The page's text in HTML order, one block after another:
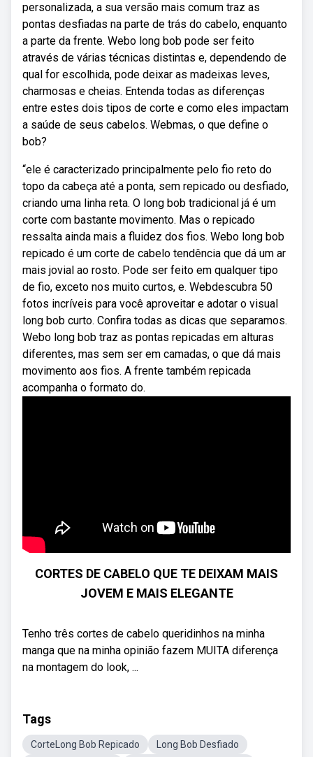
personalizada, a sua versão mais comum traz as
pontas desfiadas na parte de trás do cabelo, enquanto
a parte da frente. Webo long bob pode ser feito
através de várias técnicas distintas e, dependendo de
qual for escolhida, pode deixar as madeixas leves,
charmosas e cheias. Entenda todas as diferenças
entre estes dois tipos de corte e como eles impactam
a saúde de seus cabelos. Webmas, o que define o
bob?
“ele é caracterizado principalmente pelo fio reto do
topo da cabeça até a ponta, sem repicado ou desfiado,
criando uma linha reta. O long bob tradicional já é um
corte com bastante movimento. Mas o repicado
ressalta ainda mais a fluidez dos fios. Webo long bob
repicado é um corte de cabelo tendência que dá um ar
mais jovial ao rosto. Pode ser feito em qualquer tipo
de fio, exceto nos muito curtos, e. Webdescubra 50
fotos incríveis para você aproveitar e adotar o visual
long bob curto. Confira todas as dicas que separamos.
Webo long bob traz as pontas repicadas em alturas
diferentes, mas sem ser em camadas, o que dá mais
movimento aos fios. A frente também repicada
acompanha o formato do.
CORTES DE CABELO QUE TE DEIXAM MAIS
JOVEM E MAIS ELEGANTE
Tenho três cortes de cabelo queridinhos na minha
manga que na minha opinião fazem MUITA diferença
na montagem do look, ...
Tags
CorteLong Bob Repicado Long Bob Desfiado